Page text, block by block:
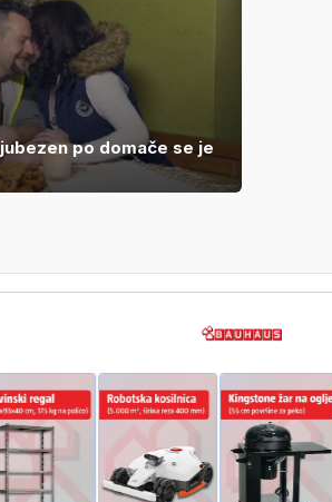
po domače se je